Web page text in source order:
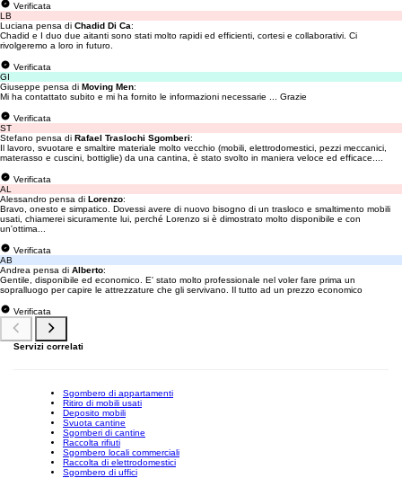
Verificata
LB
Luciana pensa di Chadid Di Ca:
Chadid e I duo due aitanti sono stati molto rapidi ed efficienti, cortesi e collaborativi. Ci
rivolgeremo a loro in futuro.
Verificata
GI
Giuseppe pensa di Moving Men:
Mi ha contattato subito e mi ha fornito le informazioni necessarie ... Grazie
Verificata
ST
Stefano pensa di Rafael Traslochi Sgomberi:
Il lavoro, svuotare e smaltire materiale molto vecchio (mobili, elettrodomestici, pezzi meccanici,
materasso e cuscini, bottiglie) da una cantina, è stato svolto in maniera veloce ed efficace....
Verificata
AL
Alessandro pensa di Lorenzo:
Bravo, onesto e simpatico. Dovessi avere di nuovo bisogno di un trasloco e smaltimento mobili
usati, chiamerei sicuramente lui, perché Lorenzo si è dimostrato molto disponibile e con
un'ottima...
Verificata
AB
Andrea pensa di Alberto:
Gentile, disponibile ed economico. E' stato molto professionale nel voler fare prima un
sopralluogo per capire le attrezzature che gli servivano. Il tutto ad un prezzo economico
Verificata
Servizi correlati
Sgombero di appartamenti
Ritiro di mobili usati
Deposito mobili
Svuota cantine
Sgomberi di cantine
Raccolta rifiuti
Sgombero locali commerciali
Raccolta di elettrodomestici
Sgombero di uffici